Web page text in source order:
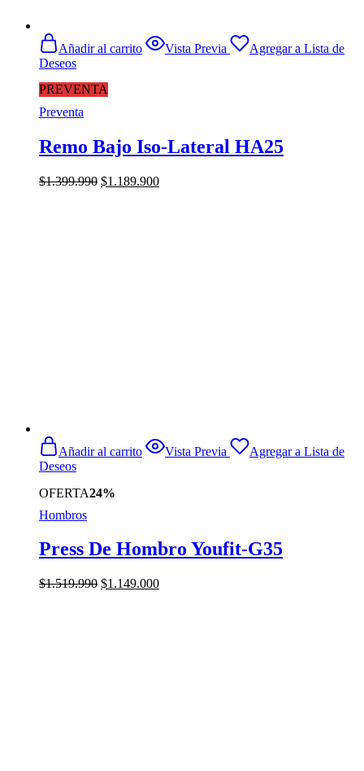
PREVENTA
Añadir al carrito Vista Previa
Agregar a Lista de
Deseos
Preventa
Remo Bajo Iso-Lateral HA25
$1.399.990 El
$1.189.900El
OFERTA24%
Añadir al carrito Vista Previa
Agregar a Lista de
Deseos
Hombros
Press De Hombro Youfit-G35
$1.519.990 El
$1.149.000El